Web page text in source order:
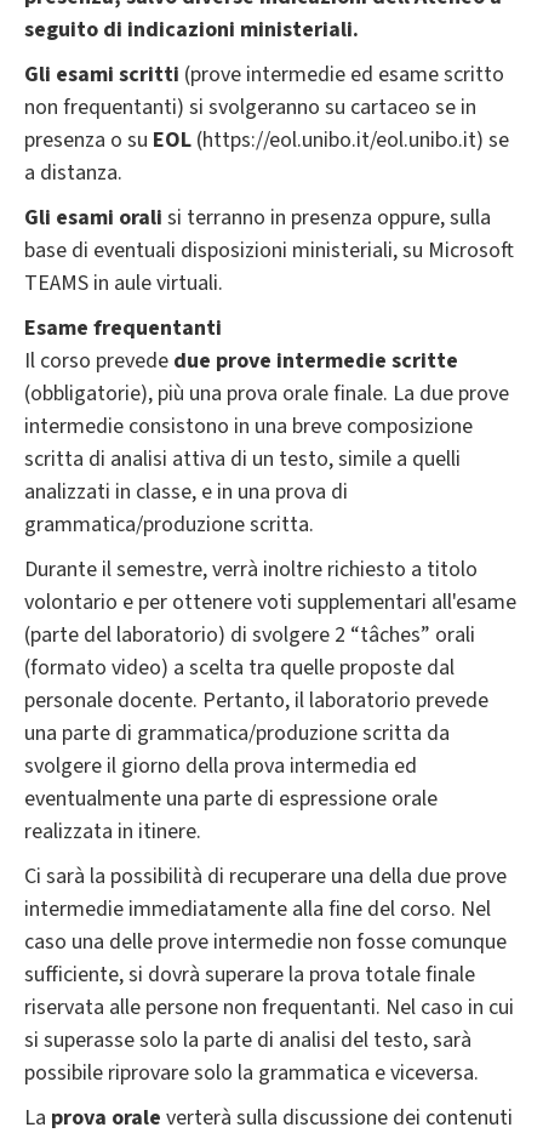
seguito di indicazioni ministeriali.
Gli esami scritti (prove intermedie ed esame scritto
non frequentanti) si svolgeranno su cartaceo se in
presenza o su EOL (https://eol.unibo.it/eol.unibo.it) se
a distanza.
Gli esami orali si terranno in presenza oppure, sulla
base di eventuali disposizioni ministeriali, su Microsoft
TEAMS in aule virtuali.
Esame frequentanti
Il corso prevede due prove intermedie scritte
(obbligatorie), più una prova orale finale. La due prove
intermedie consistono in una breve composizione
scritta di analisi attiva di un testo, simile a quelli
analizzati in classe, e in una prova di
grammatica/produzione scritta.
Durante il semestre, verrà inoltre richiesto a titolo
volontario e per ottenere voti supplementari all'esame
(parte del laboratorio) di svolgere 2 “tâches” orali
(formato video) a scelta tra quelle proposte dal
personale docente. Pertanto, il laboratorio prevede
una parte di grammatica/produzione scritta da
svolgere il giorno della prova intermedia ed
eventualmente una parte di espressione orale
realizzata in itinere.
Ci sarà la possibilità di recuperare una della due prove
intermedie immediatamente alla fine del corso. Nel
caso una delle prove intermedie non fosse comunque
sufficiente, si dovrà superare la prova totale finale
riservata alle persone non frequentanti. Nel caso in cui
si superasse solo la parte di analisi del testo, sarà
possibile riprovare solo la grammatica e viceversa.
La prova orale verterà sulla discussione dei contenuti